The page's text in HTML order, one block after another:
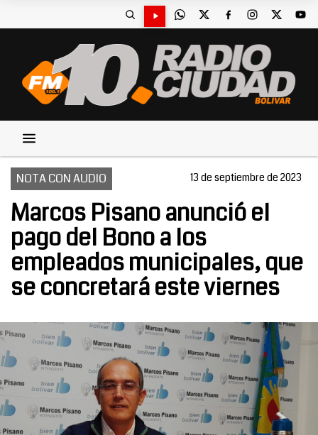
NOTA CON AUDIO 13 de septiembre de 2023
Marcos Pisano anunció el
pago del Bono a los
empleados municipales, que
se concretará este viernes